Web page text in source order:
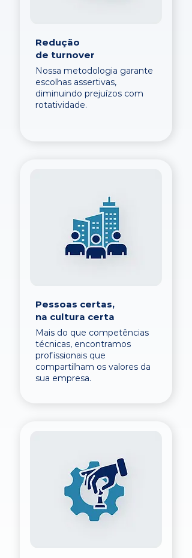
Redução
de turnover
Nossa metodologia garante
escolhas assertivas,
diminuindo prejuízos com
rotatividade.
Pessoas certas,
na cultura certa
Mais do que competências
técnicas, encontramos
profissionais que
compartilham os valores da
sua empresa.